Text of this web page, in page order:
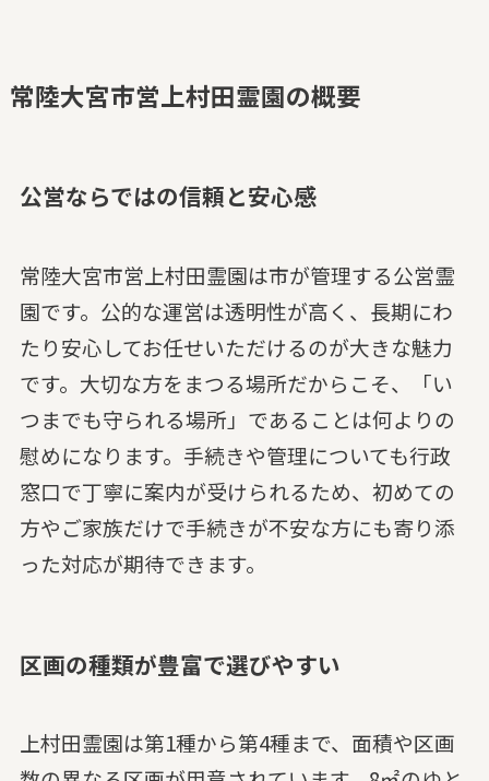
常陸大宮市営上村田霊園の概要
公営ならではの信頼と安心感
常陸大宮市営上村田霊園は市が管理する公営霊
園です。公的な運営は透明性が高く、長期にわ
たり安心してお任せいただけるのが大きな魅力
です。大切な方をまつる場所だからこそ、「い
つまでも守られる場所」であることは何よりの
慰めになります。手続きや管理についても行政
窓口で丁寧に案内が受けられるため、初めての
方やご家族だけで手続きが不安な方にも寄り添
った対応が期待できます。
区画の種類が豊富で選びやすい
上村田霊園は第1種から第4種まで、面積や区画